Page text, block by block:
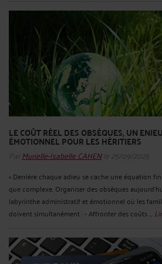
LE COÛT RÉEL DES OBSÈQUES, UN
ÉMOTIONNEL POUR LES HÉRITIERS
Par Murielle-Isabelle CAHENle 25/09/2025
« Derrière chaque adieu se cache une équation
que complexe. Organiser des obsèques
labyrinthe administratif et émotionnel où les
doivent simultanément : - Affronter des coûts ...